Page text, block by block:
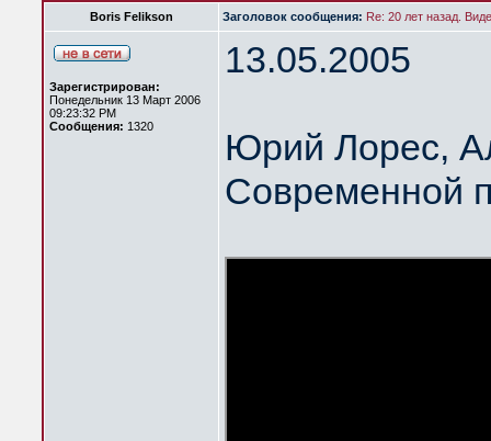
Boris Felikson Заголовок сообщения: Re: 20 лет назад.
Зарегистрирован:
Понедельник 13 Март 2006
09:23:32 PM
Сообщения: 1320
13.05.2005
Юрий Лорес,
Современной